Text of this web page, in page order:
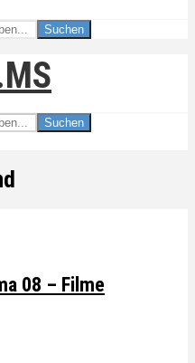
Suchen
Suchen
08 – Filme